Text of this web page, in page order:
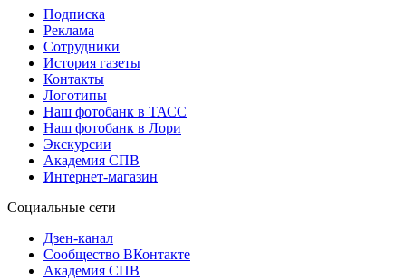
Подписка
Реклама
Сотрудники
История газеты
Контакты
Логотипы
Наш фотобанк в ТАСС
Наш фотобанк в Лори
Экскурсии
Академия СПВ
Интернет-магазин
Социальные сети
Дзен-канал
Сообщество ВКонтакте
Академия СПВ